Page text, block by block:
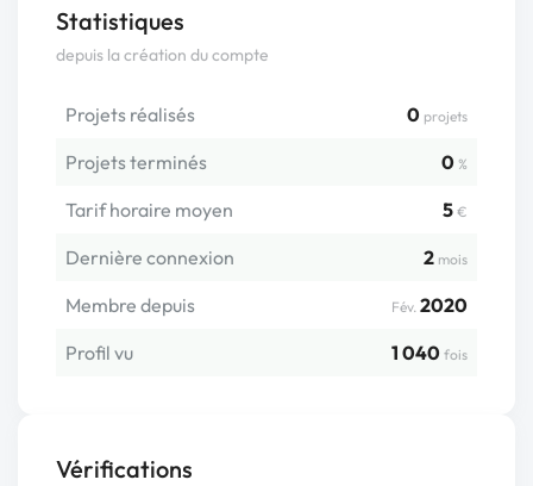
Statistiques
depuis la création du compte
Projets réalisés 0 projets
Projets terminés 0 %
Tarif horaire moyen 5 €
Dernière connexion 2 mois
Membre depuis Fév. 2020
Profil vu
1 040 fois
Vérifications